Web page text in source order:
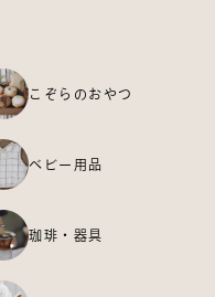
こぞらのおやつ
ベビー用品
珈琲・器具